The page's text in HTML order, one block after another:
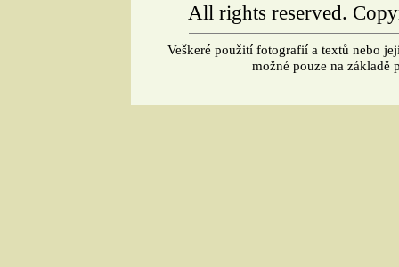
All rights reserved.
Veškeré použití fotografií a textů nebo
možné pouze na základě